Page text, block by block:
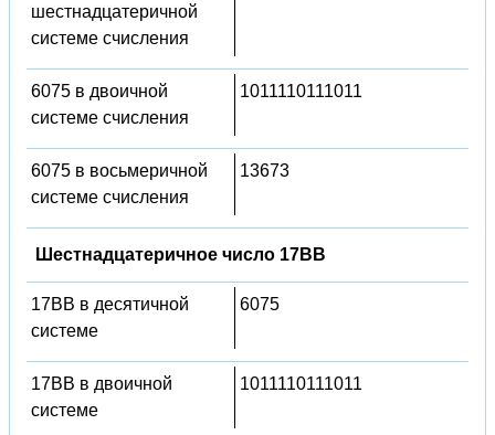
шестнадцатеричной
системе счисления
6075 в двоичной
системе счисления
1011110111011
6075 в восьмеричной
системе счисления
13673
Шестнадцатеричное число 17BB
17BB в десятичной
системе
6075
17BB в двоичной
системе
1011110111011